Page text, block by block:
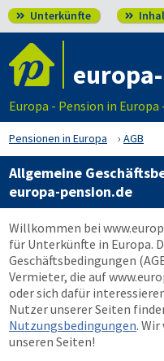
 Unterkünfte 
Europa - Pension in
Pensionen in Europa AGB
Allgemeine
europa-pension.de
Willkommen bei
für Unterkünfte in Europa.
Geschäftsbedingungen
Vermieter, die auf
oder sich dafür
Nutzer unserer Seiten
Nutzungsbedingungen.
unseren Seiten!